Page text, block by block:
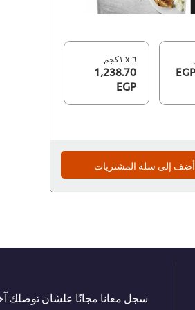
٦ x ١كجم
1,238.70
EGP
أضف إلى سلة المشتريات
سجل معانا مجانًا علشان توصلك